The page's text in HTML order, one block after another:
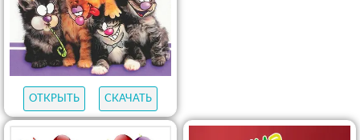
ОТКРЫТЬ СКАЧАТЬ